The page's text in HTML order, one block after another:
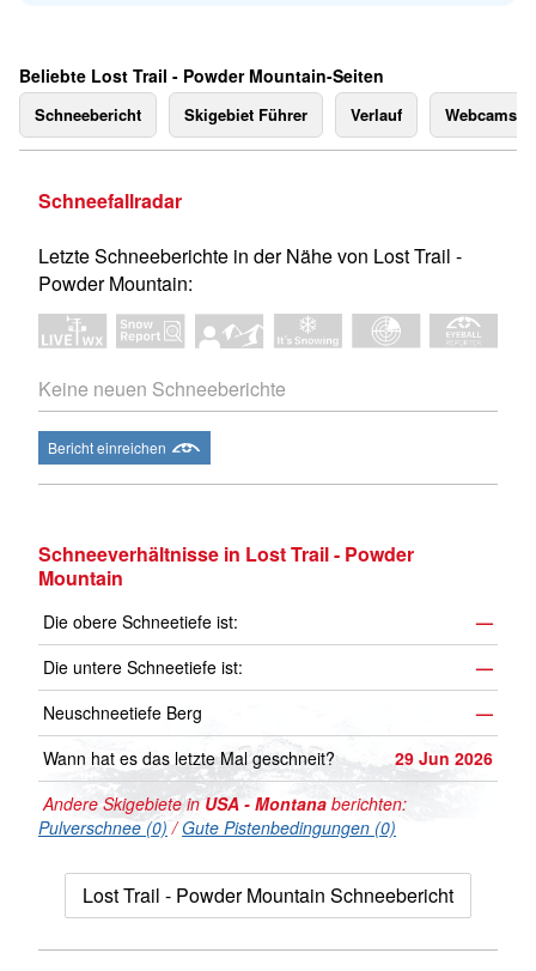
Beliebte Lost Trail - Powder Mountain-Seiten
Schneebericht Skigebiet Führer Verlauf Webcams
Schneefallradar
Letzte Schneeberichte in der Nähe von Lost Trail -
Powder Mountain:
Keine neuen Schneeberichte
Bericht einreichen
Schneeverhältnisse in Lost Trail - Powder
Mountain
Die obere Schneetiefe ist:
—
Die untere Schneetiefe ist:
—
Neuschneetiefe Berg
—
Wann hat es das letzte Mal geschneit?
29 Jun 2026
Andere Skigebiete inUSA - Montana berichten:
Pulverschnee (0) /Gute Pistenbedingungen (0)
Lost Trail - Powder Mountain Schneebericht